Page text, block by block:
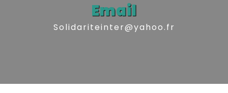
Email
solidariteinter@yahoo.fr